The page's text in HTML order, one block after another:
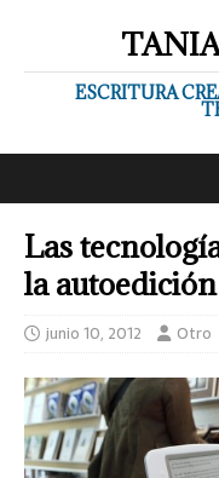
ESCRITURA
Las
la
junio 10, 2012 Otro